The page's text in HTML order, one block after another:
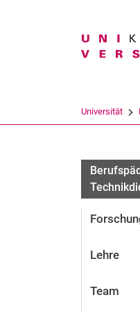
Universität
Lehre
Team